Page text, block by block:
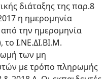
διάταξης της παρ.8
η ημερομηνία
από την ημερομηνία
Ι.ΝΕ.ΔΙ.ΒΙ.Μ.
των μη
με τρόπο πληρωμής